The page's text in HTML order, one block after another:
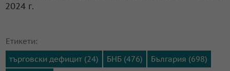
2024 г.
Етикети:
търговски дефицит (24)
БНБ (476)
България (698)